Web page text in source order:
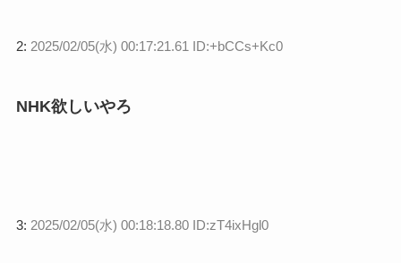
2: 2025/02/05(水) 00:17:21.61 ID:+bCCs+Kc0
NHK欲しいやろ
3: 2025/02/05(水) 00:18:18.80 ID:zT4ixHgl0